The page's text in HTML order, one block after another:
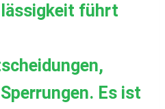
führt
Es ist